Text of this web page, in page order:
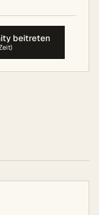
beitreten